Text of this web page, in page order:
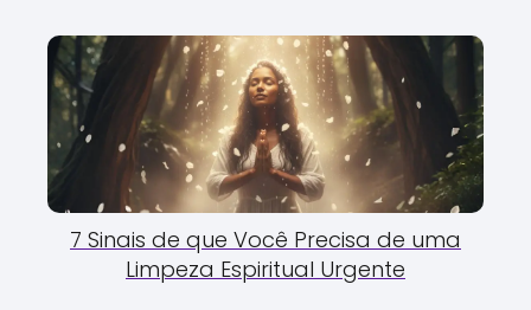
7 Sinais de que Você Precisa de uma
Limpeza Espiritual Urgente